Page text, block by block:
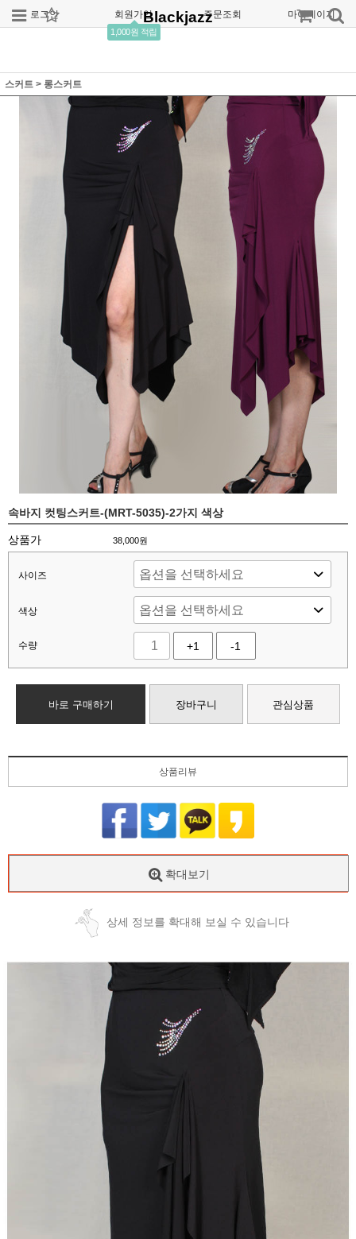
로그인 회원가입
1,000원 적립
주문조회 마이페이지
Blackjazz
스커트 > 롱스커트
속바지 컷팅스커트-(MRT-5035)-2가지 색상
상품가 38,000원
사이즈
색상
수량 +1 -1
바로 구매하기 장바구니 관심상품
상품리뷰
확대보기
상세 정보를 확대해 보실 수 있습니다